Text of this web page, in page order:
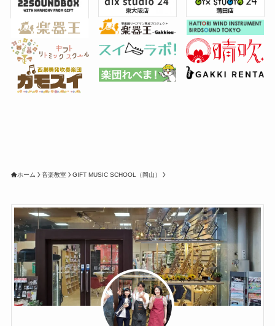
ホーム 音楽教室 GIFT MUSIC SCHOOL（岡山）